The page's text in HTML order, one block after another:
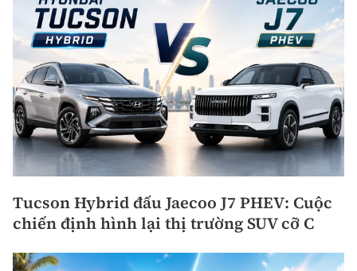
Tucson Hybrid đấu Jaecoo J7 PHEV: Cuộc
chiến định hình lại thị trường SUV cỡ C